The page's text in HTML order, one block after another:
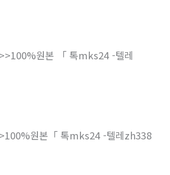
원본 「 톡mks24 -텔레
원본「 톡mks24 -텔레zh338